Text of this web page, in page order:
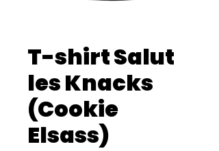
T-shirt Salut
les Knacks
(Cookie
Elsass)